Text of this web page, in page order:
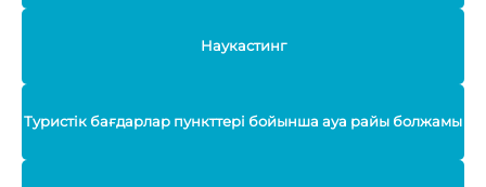
Наукастинг
Туристік бағдарлар пункттері бойынша ауа райы болжамы